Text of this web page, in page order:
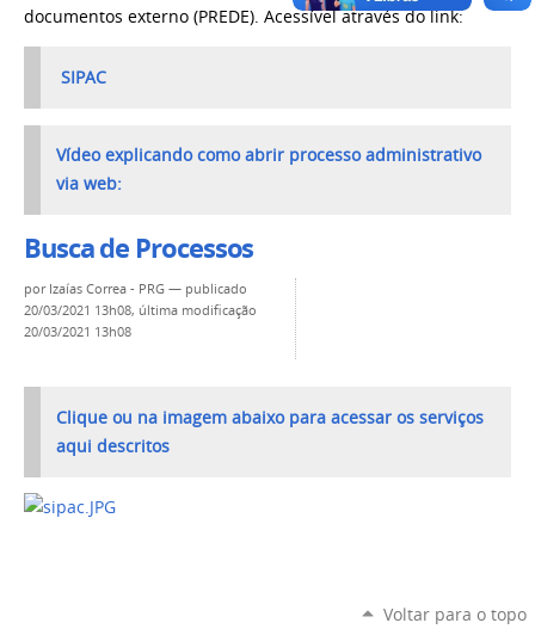
documentos externo (PREDE). Acessível através do link:
SIPAC
Vídeo explicando como abrir processo administrativo
via web:
Busca de Processos
por Izaías Correa - PRG — publicado
20/03/2021 13h08, última modificação
20/03/2021 13h08
Clique ou na imagem abaixo para acessar os serviços
aqui descritos
Voltar para o topo